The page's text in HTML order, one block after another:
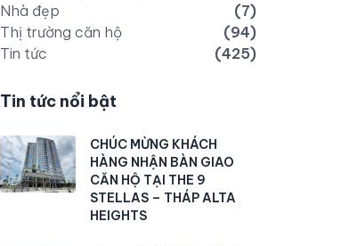
Nhà đẹp
(7)
Thị trường căn hộ
(94)
Tin tức
(425)
Tin tức nổi bật
CHÚC MỪNG KHÁCH
HÀNG NHẬN BÀN GIAO
CĂN HỘ TẠI THE 9
STELLAS – THÁP ALTA
HEIGHTS